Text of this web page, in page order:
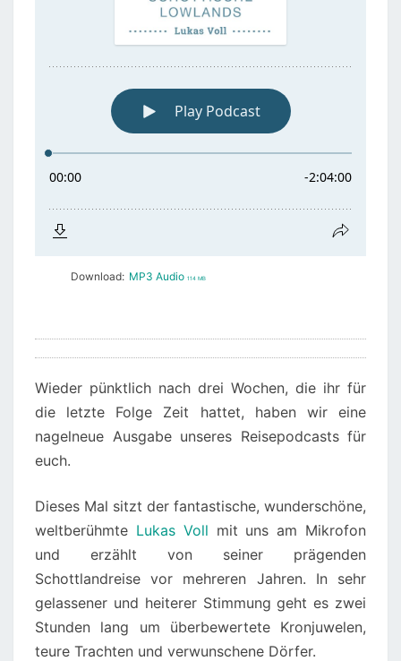
Download: MP3 Audio 114 MB
Wieder pünktlich nach drei Wochen, die ihr für
die letzte Folge Zeit hattet, haben wir eine
nagelneue Ausgabe unseres Reisepodcasts für
euch.
Dieses Mal sitzt der fantastische, wunderschöne,
weltberühmte Lukas Voll mit uns am Mikrofon
und erzählt von seiner prägenden
Schottlandreise vor mehreren Jahren. In sehr
gelassener und heiterer Stimmung geht es zwei
Stunden lang um überbewertete Kronjuwelen,
teure Trachten und verwunschene Dörfer.